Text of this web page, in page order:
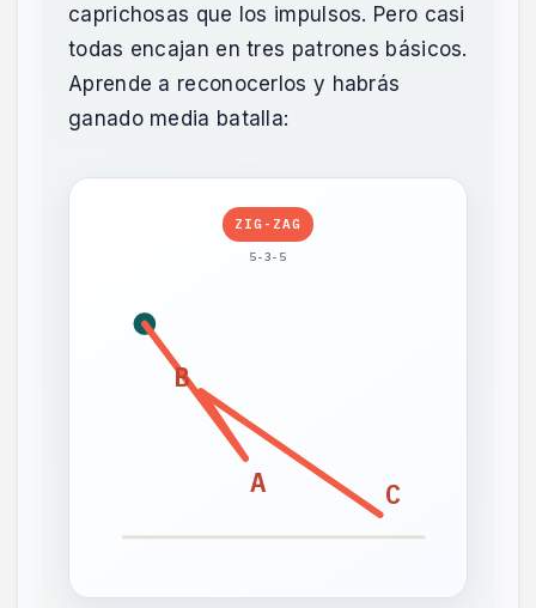
caprichosas que los impulsos. Pero casi
todas encajan en tres patrones básicos.
Aprende a reconocerlos y habrás
ganado media batalla:
ZIG-ZAG
5-3-5
A
B
C